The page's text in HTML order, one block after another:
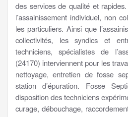
des services de qualité et
l’assainissement individuel, non
les particuliers. Ainsi que
collectivités, les syndics et
techniciens, spécialistes de
(24170) interviennent pour les
nettoyage, entretien de fosse
station d’épuration. Fosse
disposition des techniciens
curage, débouchage,